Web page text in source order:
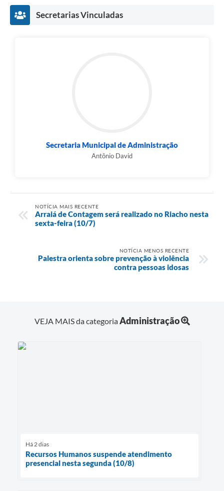
Secretarias Vinculadas
Secretaria Municipal de Administração
Antônio David
NOTÍCIA MAIS RECENTE
Arraiá de Contagem será realizado no Riacho nesta
sexta-feira (10/7)
NOTÍCIA MENOS RECENTE
Palestra orienta sobre prevenção à violência
contra pessoas idosas
VEJA MAIS da categoriaAdministração
Há 2 dias
Recursos Humanos suspende atendimento
presencial nesta segunda (10/8)